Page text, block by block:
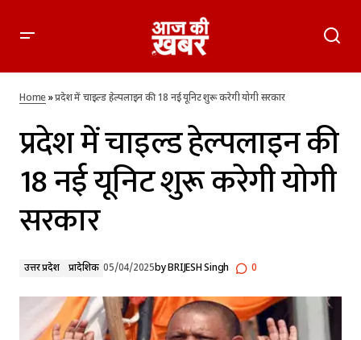
प्रदेश में चाइल्ड हेल्पलाइन की 18 नई यूनिट शुरू करेगी योगी सरकार
Home»प्रदेश में चाइल्ड हेल्पलाइन की 18 नई यूनिट शुरू करेगी योगी सरकार
प्रदेश में चाइल्ड हेल्पलाइन की
18 नई यूनिट शुरू करेगी योगी
सरकार
उत्तर प्रदेश प्रादेशिक 05/04/2025byBRIJESH Singh 0